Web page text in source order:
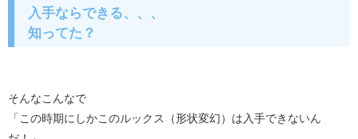
入手ならできる、、、
知ってた？
そんなこんなで
「この時期にしかこのルックス（形状変幻）は入手できないん